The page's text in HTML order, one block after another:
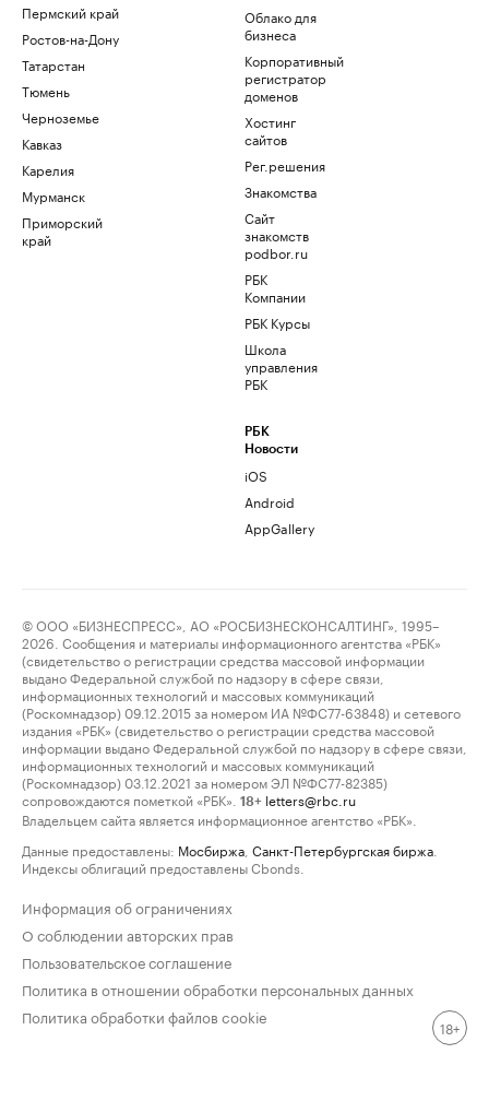
Пермский край
Ростов-на-Дону
Татарстан
Тюмень
Черноземье
Кавказ
Карелия
Мурманск
Приморский
край
Облако для
бизнеса
Корпоративный
регистратор
доменов
Хостинг
сайтов
Рег.решения
Знакомства
Сайт
знакомств
podbor.ru
РБК
Компании
РБК Курсы
Школа
управления
РБК
РБК
Новости
iOS
Android
AppGallery
© ООО «БИЗНЕСПРЕСС», АО «РОСБИЗНЕСКОНСАЛТИНГ», 1995–
2026. Сообщения и материалы информационного агентства «РБК»
(свидетельство о регистрации средства массовой информации
выдано Федеральной службой по надзору в сфере связи,
информационных технологий и массовых коммуникаций
(Роскомнадзор) 09.12.2015 за номером ИА №ФС77-63848) и сетевого
издания «РБК» (свидетельство о регистрации средства массовой
информации выдано Федеральной службой по надзору в сфере связи,
информационных технологий и массовых коммуникаций
(Роскомнадзор) 03.12.2021 за номером ЭЛ №ФС77-82385)
сопровождаются пометкой «РБК».
18+ letters@rbc.ru
Владельцем сайта является информационное агентство «РБК».
Данные предоставлены: Мосбиржа Санкт-Петербургская биржа
Индексы облигаций предоставлены Cbonds.
Информация об ограничениях
О соблюдении авторских прав
Пользовательское соглашение
Политика в отношении обработки персональных данных
Политика обработки файлов cookie
18+